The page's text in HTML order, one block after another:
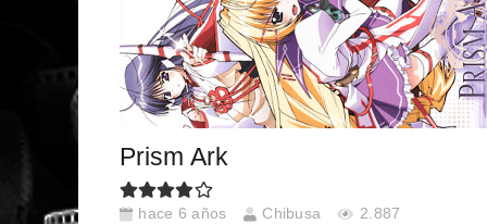
Prism Ark
hace 6 años Chibusa 2.887